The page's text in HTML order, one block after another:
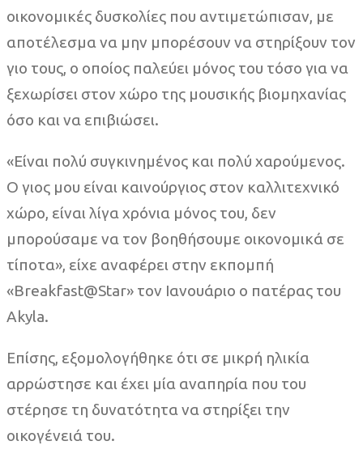
οικονομικές δυσκολίες που αντιμετώπισαν, με
αποτέλεσμα να μην μπορέσουν να στηρίξουν τον
γιο τους, ο οποίος παλεύει μόνος του τόσο για να
ξεχωρίσει στον χώρο της μουσικής βιομηχανίας
όσο και να επιβιώσει.
«Είναι πολύ συγκινημένος και πολύ χαρούμενος.
Ο γιος μου είναι καινούργιος στον καλλιτεχνικό
χώρο, είναι λίγα χρόνια μόνος του, δεν
μπορούσαμε να τον βοηθήσουμε οικονομικά σε
τίποτα», είχε αναφέρει στην εκπομπή
«Breakfast@Star» τον Ιανουάριο ο πατέρας του
Akyla.
Επίσης, εξομολογήθηκε ότι σε μικρή ηλικία
αρρώστησε και έχει μία αναπηρία που του
στέρησε τη δυνατότητα να στηρίξει την
οικογένειά του.